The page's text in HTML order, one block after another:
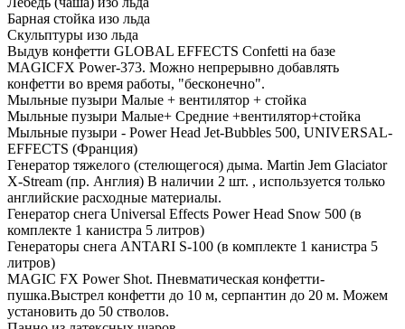
Барная стойка изо льда
Скульптуры изо льда
Выдув конфетти GLOBAL EFFECTS Confetti на базе
MAGICFX Power-373. Можно непрерывно добавлять
конфетти во время работы, "бесконечно".
Мыльные пузыри Малые + вентилятор + стойка
Мыльные пузыри Малые+ Средние +вентилятор+стойка
Мыльные пузыри - Power Head Jet-Bubbles 500, UNIVERSAL-
EFFECTS (Франция)
Генератор тяжелого (стелющегося) дыма. Martin Jem Glaciator
X-Stream (пр. Англия) В наличии 2 шт. , используется только
английские расходные материалы.
Генератор снега Universal Effects Power Head Snow 500 (в
комплекте 1 канистра 5 литров)
Генераторы снега ANTARI S-100 (в комплекте 1 канистра 5
литров)
MAGIC FX Power Shot. Пневматическая конфетти-
пушка.Выстрел конфетти до 10 м, серпантин до 20 м. Можем
установить до 50 стволов.